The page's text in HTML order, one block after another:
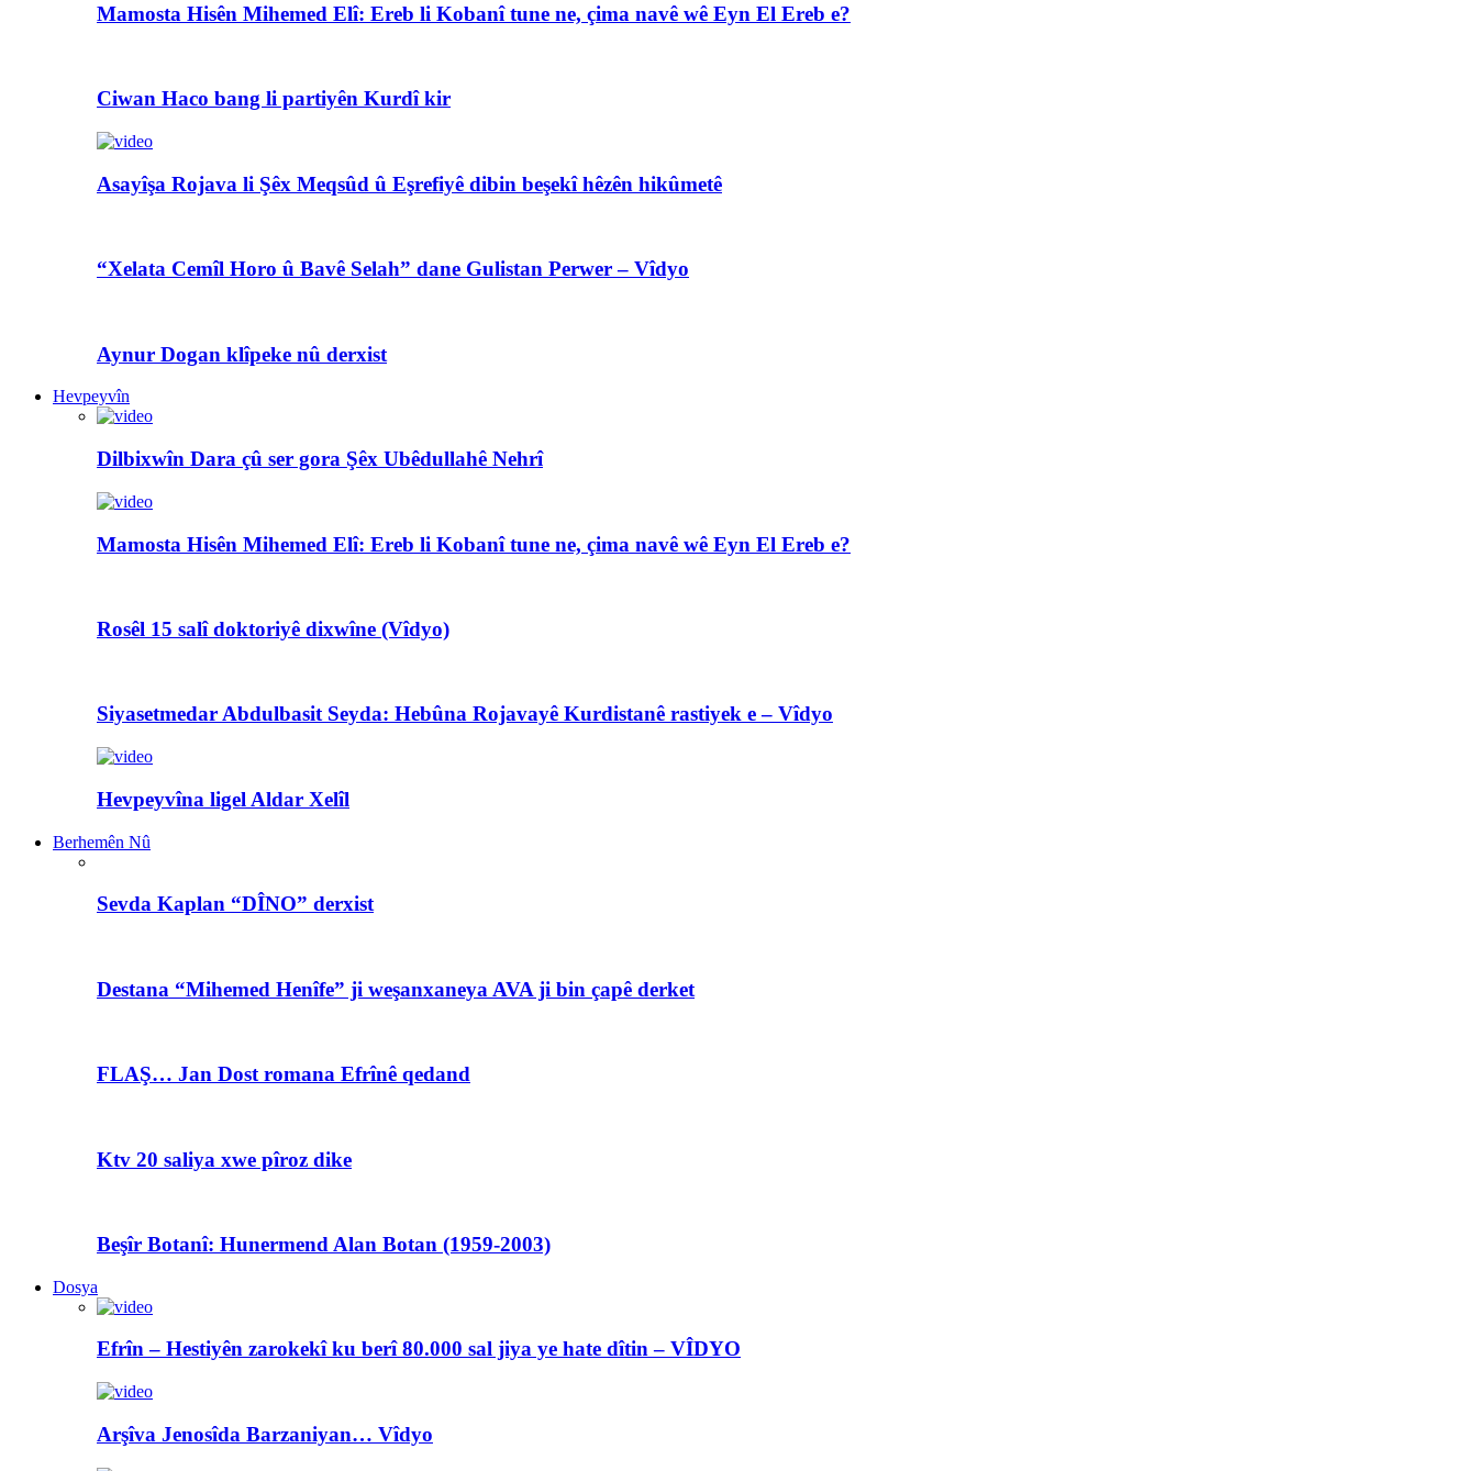
Mamosta Hisên Mihemed Elî: Ereb li Kobanî tune ne, çima navê wê Eyn El Ereb e?
Ciwan Haco bang li partiyên Kurdî kir
Asayîşa Rojava li Şêx Meqsûd û Eşrefiyê dibin beşekî hêzên hikûmetê
“Xelata Cemîl Horo û Bavê Selah” dane Gulistan Perwer – Vîdyo
Aynur Dogan klîpeke nû derxist
Hevpeyvîn
Dilbixwîn Dara çû ser gora Şêx Ubêdullahê Nehrî
Mamosta Hisên Mihemed Elî: Ereb li Kobanî tune ne, çima navê wê Eyn El Ereb e?
Rosêl 15 salî doktoriyê dixwîne (Vîdyo)
Siyasetmedar Abdulbasit Seyda: Hebûna Rojavayê Kurdistanê rastiyek e – Vîdyo
Hevpeyvîna ligel Aldar Xelîl
Berhemên Nû
Sevda Kaplan “DÎNO” derxist
Destana “Mihemed Henîfe” ji weşanxaneya AVA ji bin çapê derket
FLAŞ… Jan Dost romana Efrînê qedand
Ktv 20 saliya xwe pîroz dike
Beşîr Botanî: Hunermend Alan Botan (1959-2003)
Dosya
Efrîn – Hestiyên zarokekî ku berî 80.000 sal jiya ye hate dîtin – VÎDYO
Arşîva Jenosîda Barzaniyan… Vîdyo